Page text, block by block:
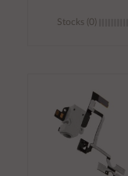
Stocks (0)
carrito